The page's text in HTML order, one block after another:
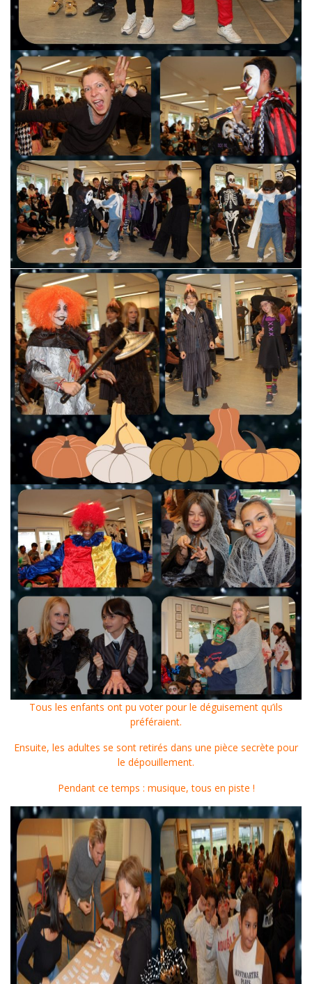
Tous les enfants ont pu voter pour le déguisement qu’ils
préféraient.
Ensuite, les adultes se sont retirés dans une pièce secrète pour
le dépouillement.
Pendant ce temps : musique, tous en piste !